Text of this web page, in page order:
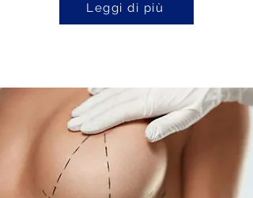
Leggi di più